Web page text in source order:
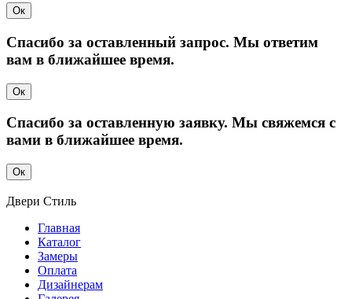
Ок
Спасибо за оставленный запрос. Мы ответим
вам в ближайшее время.
Ок
Спасибо за оставленную заявку. Мы свяжемся с
вами в ближайшее время.
Ок
Двери Стиль
Главная
Каталог
Замеры
Оплата
Дизайнерам